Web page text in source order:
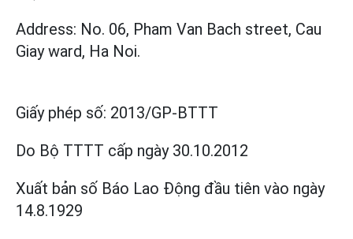
Address: No. 06, Pham Van Bach street, Cau
Giay ward, Ha Noi.
Giấy phép số: 2013/GP-BTTT
Do Bộ TTTT cấp ngày 30.10.2012
Xuất bản số Báo Lao Động đầu tiên vào ngày
14.8.1929